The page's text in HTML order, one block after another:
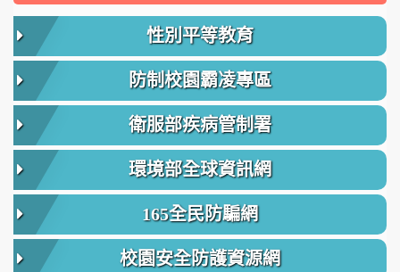
性別平等教育
防制校園霸凌專區
衛服部疾病管制署
環境部全球資訊網
165全民防騙網
校園安全防護資源網